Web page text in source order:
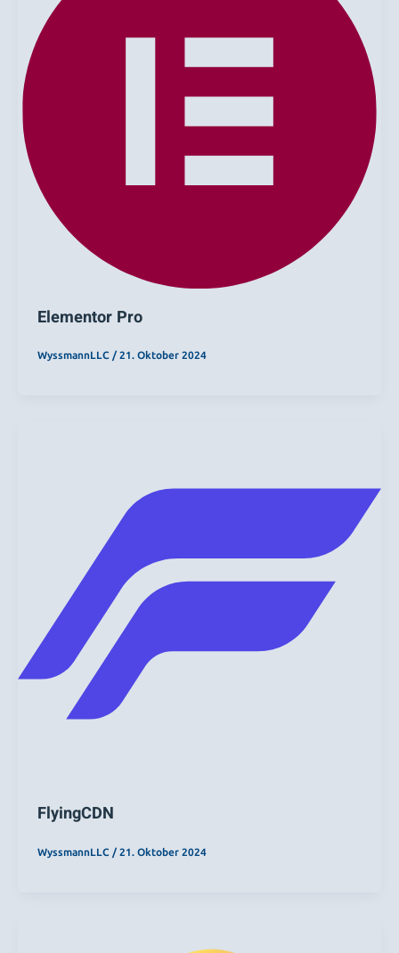
Elementor Pro
WyssmannLLC / 21. Oktober 2024
FlyingCDN
WyssmannLLC / 21. Oktober 2024